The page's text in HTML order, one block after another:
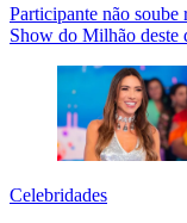
Participante não soube
Show do Milhão deste
Celebridades